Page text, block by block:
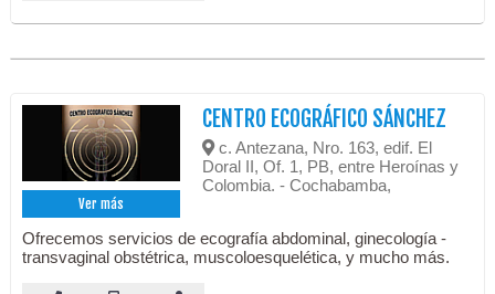
Ver más
CENTRO ECOGRÁFICO SÁNCHEZ
c. Antezana, Nro. 163, edif. El
Doral II, Of. 1, PB, entre Heroínas y
Colombia. - Cochabamba,
Ofrecemos servicios de ecografía abdominal, ginecología -
transvaginal obstétrica, muscoloesquelética, y mucho más.